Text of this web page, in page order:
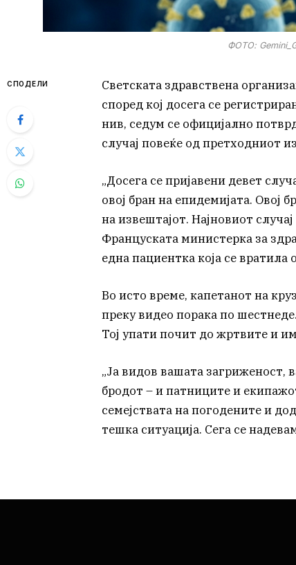
ФОТО:
СПОДЕЛИ
Светската здравствена
според кој досега се
нив, седум се официјално
случај повеќе од претходниот
„Досега се пријавени девет
овој бран на епидемијата. Овој
на извештајот. Најновиот
Француската министерка за
една пациентка која се
Во исто време, капетанот на
преку видео порака по
Тој упати почит до жртвите и
„Ја видов вашата загриженост,
бродот – и патниците и
семејствата на погодените и
тешка ситуација. Сега се